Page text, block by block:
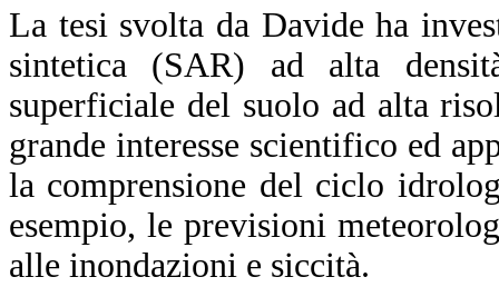
La tesi svolta da Davide ha
sintetica (SAR) ad alta
superficiale del suolo ad alta
grande interesse scientifico ed
la comprensione del ciclo
esempio, le previsioni
alle inondazioni e siccità.